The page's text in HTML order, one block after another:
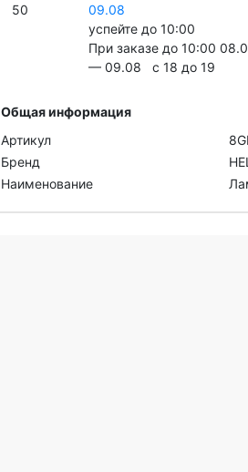
50
09.08
успейте до 10:00
При заказе до 10:00
— 09.08 c 18 до 19
Общая информация
Артикул
Бренд
Наименование